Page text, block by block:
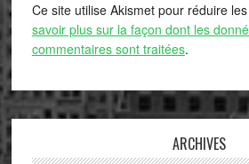
Ce site utilise Akismet pour réduire
savoir plus sur la façon dont les
commentaires sont traitées.
ARCHIVES